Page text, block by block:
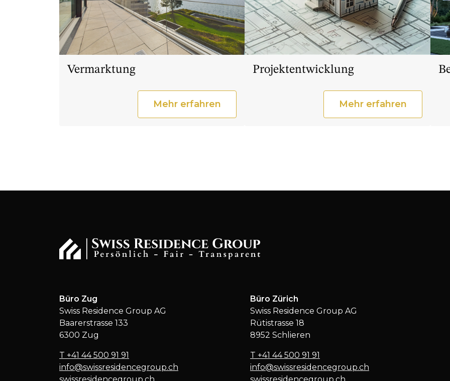
Vermarktung
Mehr erfahren
Projektentwicklung
Mehr erfahren
Büro Zug
Swiss Residence Group AG
Baarerstrasse 133
6300 Zug
T +41 44 500 91 91
info@swissresidencegroup.ch
Büro Zürich
Swiss Residence Group AG
Rütistrasse 18
8952 Schlieren
T +41 44 500 91 91
info@swissresidencegroup.ch